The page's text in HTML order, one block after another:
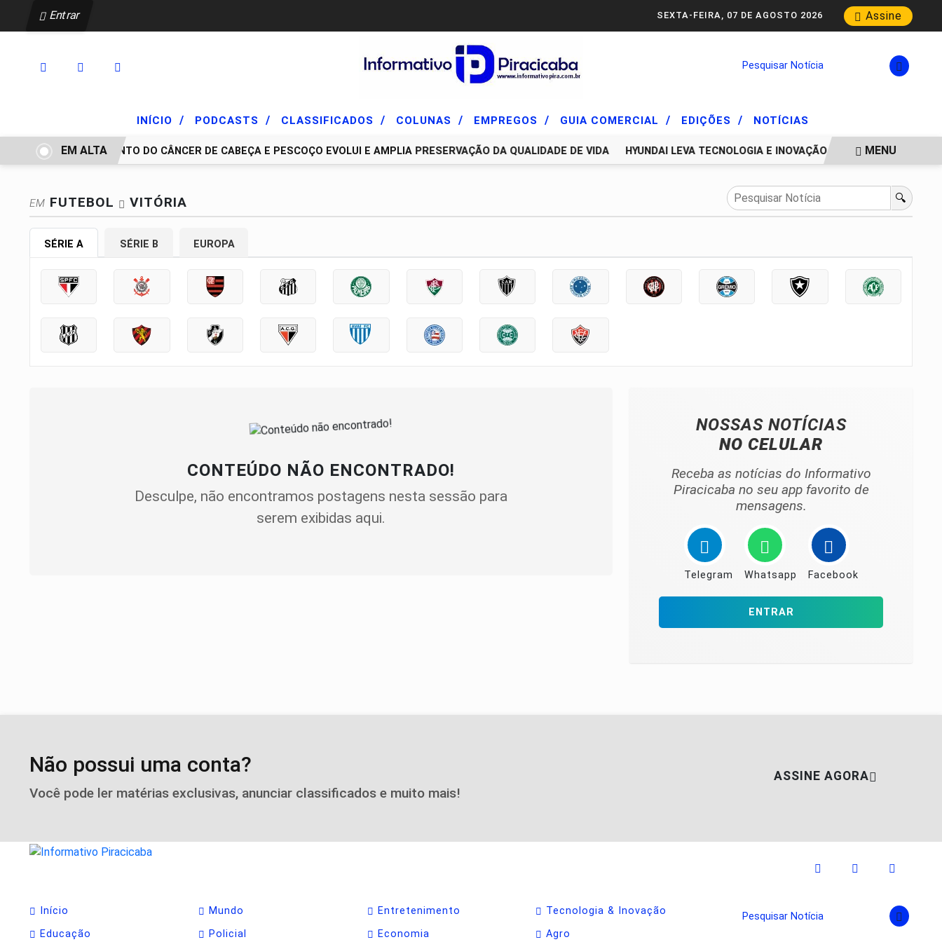
Entrar Assine
SEXTA-FEIRA, 07 DE AGOSTO 2026
Pesquisar Notícia
INÍCIO / PODCASTS / CLASSIFICADOS / COLUNAS / EMPREGOS / GUIA COMERCIAL / EDIÇÕES / NOTÍCIAS
TRATAMENTO DO CÂNCER DE CABEÇA E PESCOÇO EVOLUI E AMPLIA PRESERVAÇÃO DA QUALIDADE DE VIDA HYUNDAI LEVA TECNOLOGIA E INOVAÇÃO PARA ESTUDANTES
EM ALTA MENU
EM FUTEBOL VITÓRIA 🔍
SÉRIE A SÉRIE B EUROPA
CONTEÚDO NÃO ENCONTRADO!
Desculpe, não encontramos postagens nesta sessão para
serem exibidas aqui.
NOSSAS NOTÍCIAS
NO CELULAR
Receba as notícias do Informativo
Piracicaba no seu app favorito de
mensagens.
Telegram Whatsapp Facebook
ENTRAR
Não possui uma conta?
Você pode ler matérias exclusivas, anunciar classificados e muito mais!
ASSINE AGORA
Início Mundo Entretenimento
Tecnologia & Inovação
Educação
Policial Economia Agro
Pesquisar Notícia